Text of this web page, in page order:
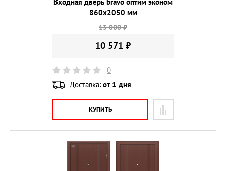
860х2050 мм
13 000 ₽
10 571 ₽
0
Доставка: от 1 дня
КУПИТЬ